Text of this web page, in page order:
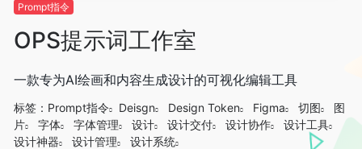
Prompt指令
OPS提示词工作室
一款专为AI绘画和内容生成设计的可视化编辑工具
标签： Prompt指令 Deisgn Design Token Figma 切图
图
片
字体 字体管理 设计 设计交付 设计协作
设计工具
设计神器
设计管理 设计系统